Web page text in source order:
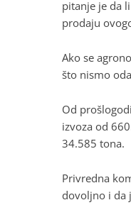
pitanje je da
prodaju
Ako se
što nismo
Od
izvoza od
34.585 tona.
Privredna
dovoljno i da